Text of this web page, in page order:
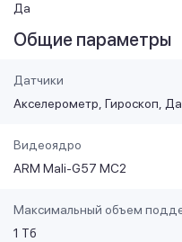
Да
Общие параметры
Датчики
Акселерометр Гироскоп
Видеоядро
ARM Mali-G57 MC2
Максимальный объем
1 Тб